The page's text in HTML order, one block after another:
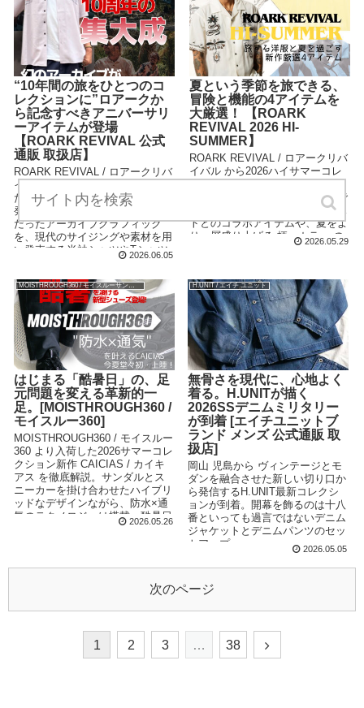
“10年間の旅をひとつのコ
レクションに”ロアークか
ら記念すべきアニバーサリ
ーアイテムが登場
【ROARK REVIVAL 公式
通販 取扱店】
ROARK REVIVAL / ロアークリバ
イバル ブランド10周年を記念し
たアニバーサリーコレクションが
発売開始となります。過去、人気
だったアーカイブグラフィック
を、現代のサイジングや素材を用
い発売する半袖シャツやTシャツ
2026.06.05
夏という季節を旅できる、
冒険と機能の4アイテムを
大厳選！ 【ROARK
REVIVAL 2026 HI-
SUMMER】
ROARK REVIVAL / ロアークリバ
イバル から2026ハイサマーコレ
クションの新作アイテムが入荷し
ましたのでご紹介。今季の舞台で
あるフィリピン在住のアーティス
トとのコラボアイテムや、夏をよ
り一層盛り上げる 柄・カラー の
アイテムが充実したラインナップ
2026.05.29
MOISTHROUGH360 / モイスルーサンロクマル
はじまる「酷暑日」の、足
元問題を変える革新的一
足。[MOISTHROUGH360 /
モイスルー360]
MOISTHROUGH360 / モイスルー
360 より入荷した2026サマーコレ
クション新作 CAICIAS / カイキ
アス を徹底解説。サンダルとス
ニーカーを掛け合わせたハイブリ
ッドなデザインながら、防水×通
気のテクノロジーは搭載。酷暑日
を近く迎える日本の夏に最適な一
2026.05.26
H.UNIT / エイチ ユニット
無骨さを現代に、心地よく
着る。H.UNITが描く
2026SSデニムミリタリー
が到着 [エイチユニットブ
ランド メンズ 公式通販 取
扱店]
岡山 児島から ヴィンテージとモ
ダンを融合させた新しい切り口か
ら発信するH.UNIT最新コレクシ
ョンが到着。開幕を飾るのは十八
番といっても過言ではないデニム
ジャケットとデニムパンツのセッ
トアップ。
2026.05.05
次のページ
1 2 3 … 38